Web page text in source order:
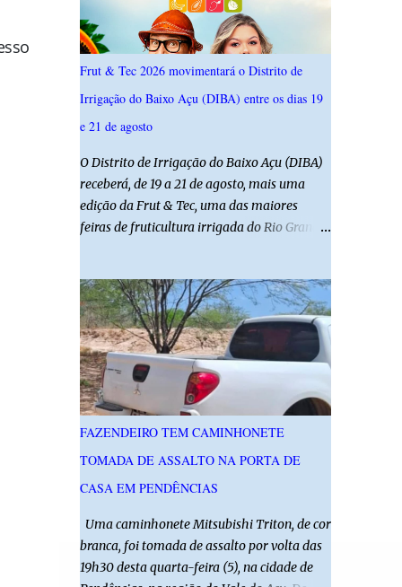
junho de 2026. O levantamento possui
margem de erro de 2,5 pontos percentuais e
nível de confiança de 95%. Registro no TSE:
RN-09520/2026
Frut & Tec 2026 movimentará o Distrito de
Irrigação do Baixo Açu (DIBA) entre os dias 19
e 21 de agosto
O Distrito de Irrigação do Baixo Açu (DIBA)
receberá, de 19 a 21 de agosto, mais uma
edição da Frut & Tec, uma das maiores
feiras de fruticultura irrigada do Rio Grande
estudantes e profissionais do agronegócio,
com palestras de especialistas, visitas
técnicas a campo e uma ampla exposição de
empresas, instituições e tecnologias voltadas
ao setor. Além das atividades técnicas, a
feira contará com programação cultural. No
dia 20 de agosto, o público poderá prestigiar
o show de humor com Mução, seguido de
apresentação musical de Vê Barreto. A Frut
& Tec reforça a importância do Distrito de
fruticultura irrigada, promovendo
conhecimento, inovação e oportunidades
para o desenvolvimento do agronegócio
FAZENDEIRO TEM CAMINHONETE
TOMADA DE ASSALTO NA PORTA DE
CASA EM PENDÊNCIAS
Uma caminhonete Mitsubishi Triton, de cor
branca, foi tomada de assalto por volta das
19h30 desta quarta-feira (5), na cidade de